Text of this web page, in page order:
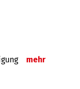
mehr